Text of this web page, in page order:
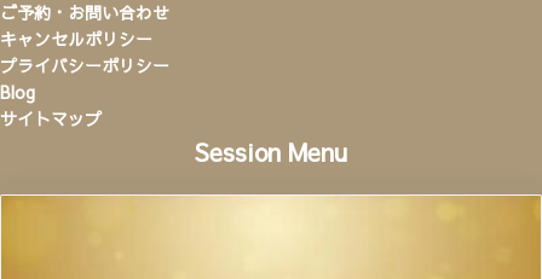
ご予約・お問い合わせ
キャンセルポリシー
プライバシーポリシー
Blog
サイトマップ
Session Menu